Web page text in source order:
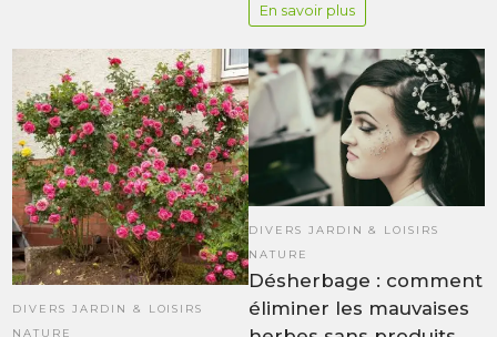
En savoir plus
DIVERS JARDIN & LOISIRS
NATURE
DIVERS JARDIN & LOISIRS
NATURE
Désherbage : comment
éliminer les mauvaises